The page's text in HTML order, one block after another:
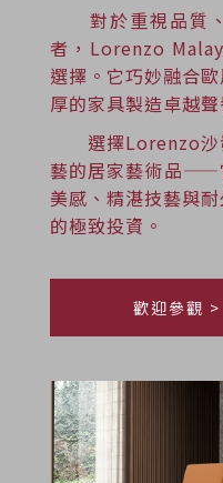
對於重視品質、
者，Lorenzo
選擇。它巧妙融合
厚的家具製造卓越聲
選擇Lorenzo沙
藝的居家藝術品——
美感、精湛技藝與
的極致投資。
歡迎參觀 >